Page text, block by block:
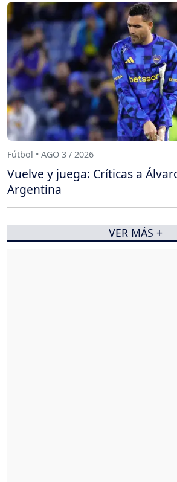
Fútbol • AGO 3 / 2026
Vuelve y juega: Críticas a
Argentina
VER MÁS +